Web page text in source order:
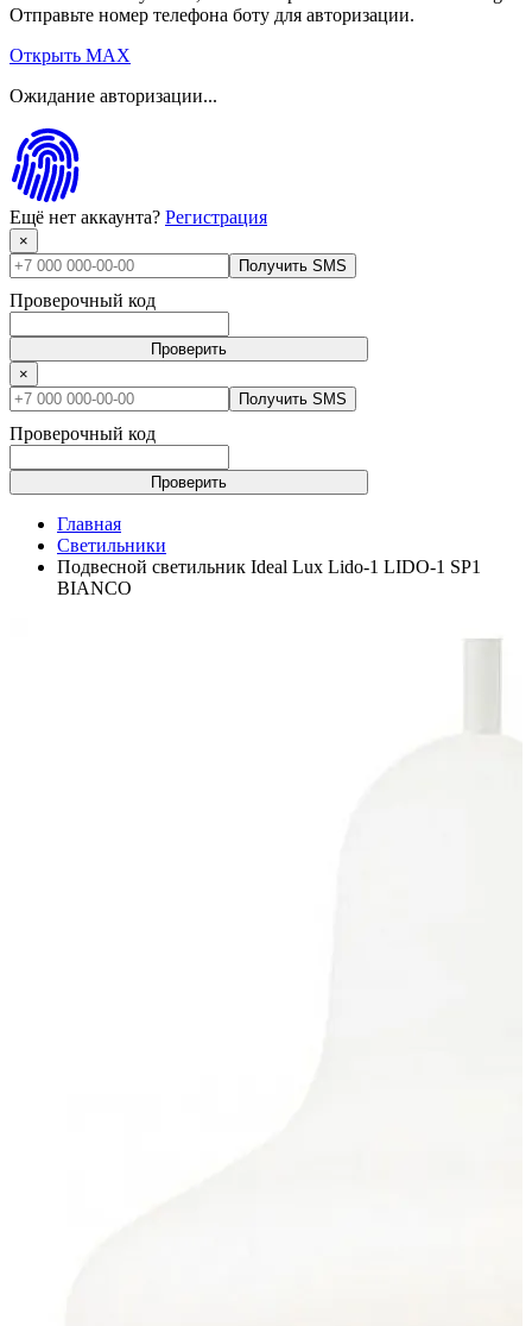
Отправьте номер телефона боту для авторизации.
Открыть MAX
Ожидание авторизации...
Ещё нет аккаунта? Регистрация
×
Получить SMS
Проверочный код
Проверить
×
Получить SMS
Проверочный код
Проверить
Главная
Светильники
Подвесной светильник Ideal Lux Lido-1 LIDO-1 SP1
BIANCO